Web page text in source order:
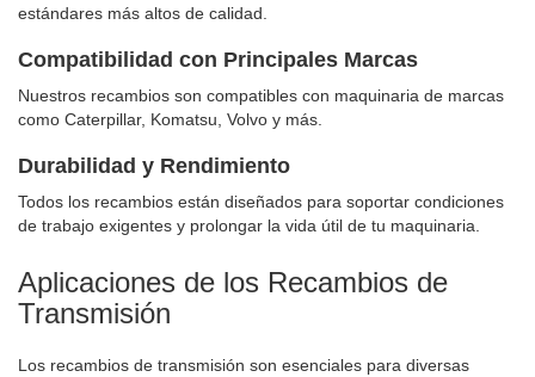
estándares más altos de calidad.
Compatibilidad con Principales Marcas
Nuestros recambios son compatibles con maquinaria de marcas
como Caterpillar, Komatsu, Volvo y más.
Durabilidad y Rendimiento
Todos los recambios están diseñados para soportar condiciones
de trabajo exigentes y prolongar la vida útil de tu maquinaria.
Aplicaciones de los Recambios de
Transmisión
Los recambios de transmisión son esenciales para diversas